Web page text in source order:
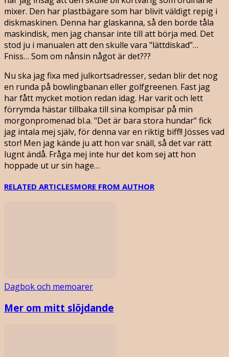
mixer. Den har plastbägare som har blivit väldigt repig i
diskmaskinen. Denna har glaskanna, så den borde tåla
maskindisk, men jag chansar inte till att börja med. Det
stod ju i manualen att den skulle vara "lättdiskad"…
Fniss… Som om nånsin något är det???
Nu ska jag fixa med julkortsadresser, sedan blir det nog
en runda på bowlingbanan eller golfgreenen. Fast jag
har fått mycket motion redan idag. Har varit och lett
förrymda hästar tillbaka till sina kompisar på min
morgonpromenad bl.a. "Det är bara stora hundar" fick
jag intala mej själv, för denna var en riktig biff!! Jösses vad
stor! Men jag kände ju att hon var snäll, så det var rätt
lugnt ändå. Fråga mej inte hur det kom sej att hon
hoppade ut ur sin hage…
RELATED ARTICLESMORE FROM AUTHOR
Dagbok och memoarer
Mer om mitt slöjdande